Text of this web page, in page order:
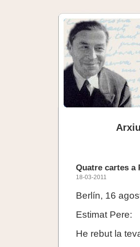
Quatre cartes a
18-03-2011
Berlín, 16
Estimat Pere:
He rebut la